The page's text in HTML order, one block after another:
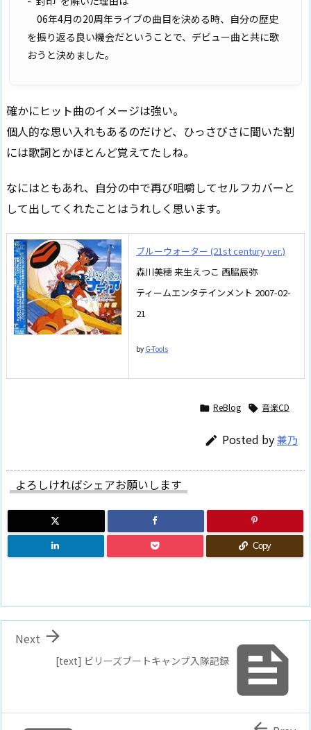
06年4月の20周年ライブの曲目を決める時、自分の歴史
を振り返る良い機会だということで、デビュー曲と共に歌
おうと決めました。
確かにヒット曲のイメージは強い。
個人的な思い入れもあるのだけど、ひっさびさに聞いた割
には歌詞とかほとんど覚えてたしね。
なにはともあれ、自分の中で再び咀嚼してセルフカバーと
して出してくれたことはうれしく思います。
ブルーウォーター (21st century ver.)
森川美穂 来生えつこ 西脇辰弥
ティームエンタテインメント 2007-02-
21
by G-Tools
 ReBlog  音楽CD
 Posted by兼乃
よろしければシェアお願いします
Copy

[text] ビリーズブートキャンプ入隊記録

Next